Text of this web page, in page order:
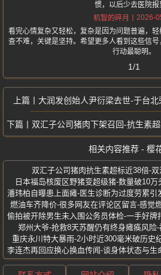
惯，以后少去医院报
机智的碎月
2026-
看完心情复杂又轻松，复杂是因为问题普遍，
查不难，关键是坚持。希望更多人看到这些信
行动最聪明。
1/1
大润发创始人尹衍梁去世-于台
双汇子公司猪肉下架召回-抗生素超标近
相关内容推荐 - 樱
双汇子公司猪肉抗生素超标近38倍-
日本福岛核废区野猪变超级猪-数量破10
潘玮柏自曝患上面瘫-医生诊断为过度劳累
燃油车齐降价-很多网友在评论区留言-感觉
偷拍被开除男生未入围公务员体检-一手好
郑州大爷-抢救8天苏醒仍有终身瘫痪风险
重庆永川特大暴雨-2小时近300毫米破历史
李连杰再回应换心换血传闻-谈身体状态与